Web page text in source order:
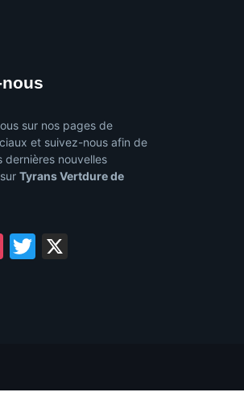
nous
sur nos pages de
et suivez-nous afin de
dernières nouvelles
Tyrans Vertdure de
Instagram
Twitter